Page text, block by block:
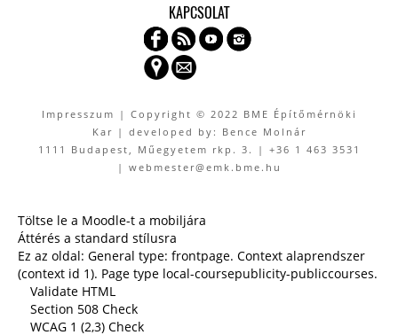
KAPCSOLAT
Impresszum | Copyright © 2022 BME Építőmérnöki
Kar | developed by: Bence Molnár
1111 Budapest, Műegyetem rkp. 3. | +36 1 463 3531
| webmester@emk.bme.hu
Töltse le a Moodle-t a mobiljára
Áttérés a standard stílusra
Ez az oldal: General type: frontpage. Context alaprendszer
(context id 1). Page type local-coursepublicity-publiccourses.
Validate HTML
Section 508 Check
WCAG 1 (2,3) Check